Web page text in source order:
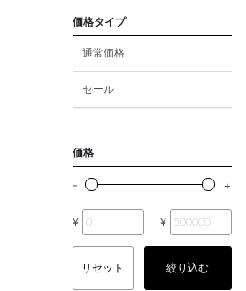
エメラルド
パール
ムーンストーン
トルマリン
オパール
価格タイプ
通常価格
セール
価格
¥ ¥
リセット 絞り込む